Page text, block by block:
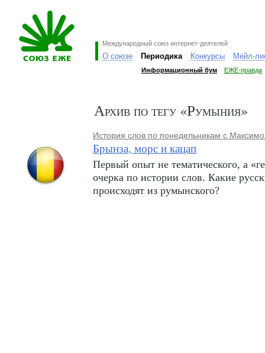
Международный союз интернет-деятелей
О союзе Периодика Конкурсы Мейл-
Информационный бум ЕЖЕ-правда
Архив по тегу «Румыния»
История слов по понедельникам с
Брынза, морс и кацап
Первый опыт не тематического, а
очерка по истории слов. Какие
происходят из румынского?